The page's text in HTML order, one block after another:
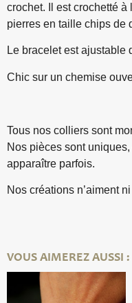
crochet. Il est crochetté
pierres en taille chips de
Le bracelet est ajustable
Chic sur un chemise
Tous nos colliers sont
Nos pièces sont
apparaître parfois.
Nos créations n’aiment
VOUS AIMEREZ AUSSI :